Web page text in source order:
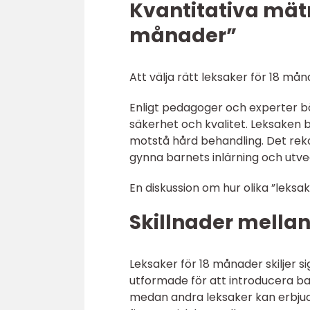
Kvantitativa
månader”
Att välja rätt leksaker för 18
Enligt pedagoger och experter
säkerhet och kvalitet.
motstå hård behandling. Det
gynna barnets inlärning och
En diskussion om hur olika
Skillnader
Leksaker för 18 månader skiljer
utformade för att introducera
medan andra leksaker kan